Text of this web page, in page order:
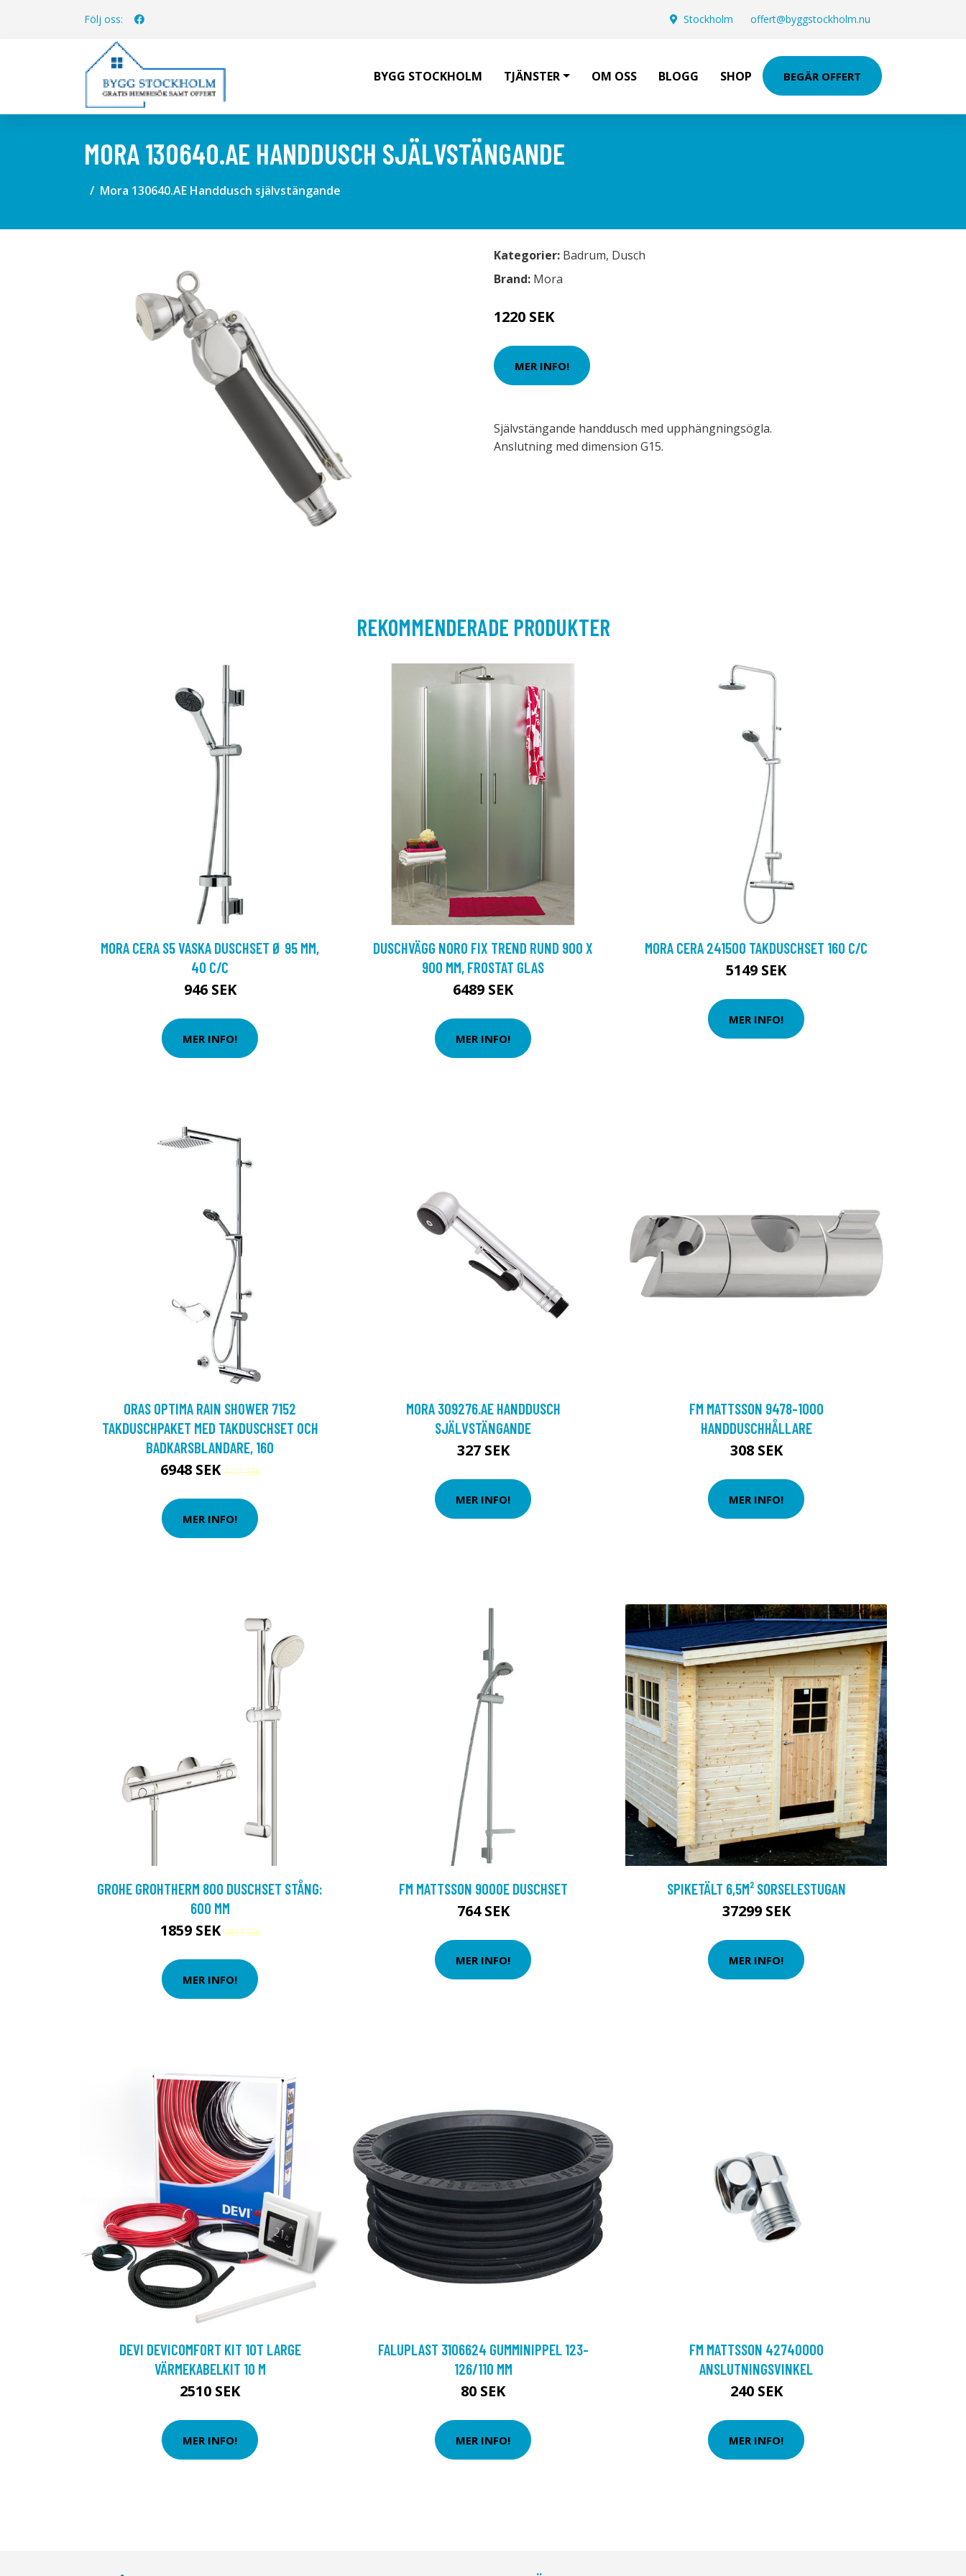
Följ oss: Stockholm offert@byggstockholm.nu
BYGG STOCKHOLM TJÄNSTER OM OSS BLOGG SHOP BEGÄR OFFERT
MORA 130640.AE HANDDUSCH SJÄLVSTÄNGANDE
Mora 130640.AE Handdusch självstängande
Kategorier: Badrum, Dusch
Brand: Mora
1220 SEK
MER INFO!
Självstängande handdusch med upphängningsögla.
Anslutning med dimension G15.
REKOMMENDERADE PRODUKTER
MORA CERA S5 VASKA DUSCHSET Ø 95 MM,
40 C/C
946 SEK
MER INFO!
DUSCHVÄGG NORO FIX TREND RUND 900 X
900 MM, FROSTAT GLAS
6489 SEK
MER INFO!
MORA CERA 241500 TAKDUSCHSET 160 C/C
5149 SEK
MER INFO!
ORAS OPTIMA RAIN SHOWER 7152
TAKDUSCHPAKET MED TAKDUSCHSET OCH
BADKARSBLANDARE, 160
6948 SEK7721 SEK
MER INFO!
MORA 309276.AE HANDDUSCH
SJÄLVSTÄNGANDE
327 SEK
MER INFO!
FM MATTSSON 9478-1000
HANDDUSCHHÅLLARE
308 SEK
MER INFO!
GROHE GROHTHERM 800 DUSCHSET STÅNG:
600 MM
1859 SEK2657 SEK
MER INFO!
FM MATTSSON 9000E DUSCHSET
764 SEK
MER INFO!
SPIKETÄLT 6,5M² SORSELESTUGAN
37299 SEK
MER INFO!
DEVI DEVICOMFORT KIT 10T LARGE
VÄRMEKABELKIT 10 M
2510 SEK
MER INFO!
FALUPLAST 3106624 GUMMINIPPEL 123-
126/110 MM
80 SEK
MER INFO!
FM MATTSSON 42740000
ANSLUTNINGSVINKEL
240 SEK
MER INFO!